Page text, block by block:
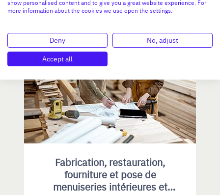
Valeur demandée :810 000 €
ÎLE-DE-FRANCE
Fabrication, restauration,
fourniture et pose de
menuiseries intérieures et
show personalised content and to give you a great website experience. For
more information about the cookies we use open the settings.
Deny
No, adjust
Accept all